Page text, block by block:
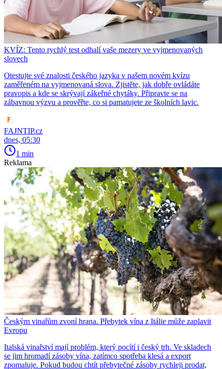
KVÍZ: Tento rychlý test odhalí vaše mezery ve vyjmenovaných
slovech
Otestujte své znalosti českého jazyka v našem novém kvízu
zaměřeném na vyjmenovaná slova. Zjistěte, jak dobře ovládáte
pravopis a kde se skrývají zákeřné chytáky. Připravte se na
zábavnou výzvu a prověřte, co si pamatujete ze školních lavic.
FAJNTIP.cz
dnes, 05:30
1 min
Reklama
Českým vinařům zvoní hrana. Přebytek vína z Itálie může zaplavit
Evropu
Italská vinařství mají problém, který pocítí i český trh. Ve skladech
se jim hromadí zásoby vína, zatímco spotřeba klesá a export
zpomaluje. Pokud budou chtít přebytečné zásoby rychleji prodat,